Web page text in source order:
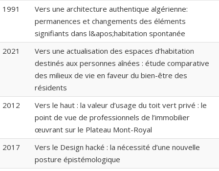
1991
Vers une architecture authentique algérienne:
permanences et changements des éléments
signifiants dans l&apos;habitation spontanée
2021
Vers une actualisation des espaces d’habitation
destinés aux personnes aînées : étude comparative
des milieux de vie en faveur du bien-être des
résidents
2012
Vers le haut : la valeur d’usage du toit vert privé : le
point de vue de professionnels de l’immobilier
œuvrant sur le Plateau Mont-Royal
2017
Vers le Design hacké : la nécessité d’une nouvelle
posture épistémologique